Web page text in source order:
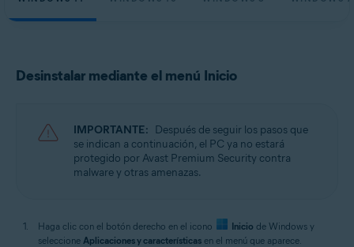
Desinstalar mediante el menú Inicio
IMPORTANTE: Después de seguir los pasos que
se indican a continuación, el PC ya no estará
protegido por Avast Premium Security contra
malware y otras amenazas.
Haga clic con el botón derecho en el icono Inicio de Windows y
seleccione Aplicaciones y características en el menú que aparece.